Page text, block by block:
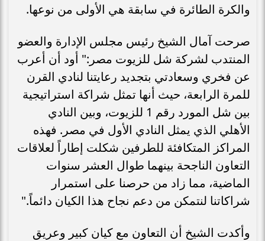
والكرة الطائرة في سابقة هي الأولى من نوعها.
صرحت آمال الشيخ رئيس مجلس الإدارة والعضو
المنتدب لشركة شل للزيوت مصر:" أود أن أعرب
عن فخري وسعادتي بتجديد رعايتنا لنادي القرن
للمرة الرابعة، حيث أنها تمثل شراكة استراتيجية
بين شل المورد رقم 1 للزيوت، وبين النادي
الأهلي الذي يمثل النادي الأول في مصر. فهذه
المراكز المتكافئة للطرفين شكلت إطاراً لعلاقات
التعاون الناجحة بينهما طوال العشر سنوات
الماضية، مما زاد من حرصنا على استمرار
شراكاتنا لنتمكن من دعم نجاح هذا الكيان دائماً."
وأكدت الشيخ أن التعاون مع كيان كبير وعريق